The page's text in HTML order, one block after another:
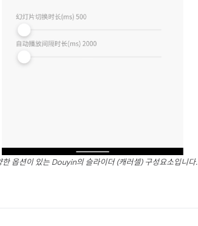
한 옵션이 있는 Douyin의 슬라이더 (캐러셀) 구성요소입니다.